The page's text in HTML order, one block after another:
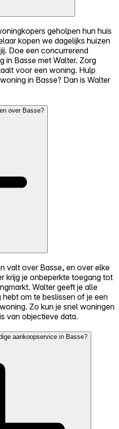
geholpen hun huis
kopen we dagelijks huizen
Doe een concurrerend
in Basse met Walter. Zorg
voor een woning. Hulp
in Basse? Dan is Walter
over Basse?
valt over Basse, en over elke
krijg je onbeperkte toegang tot
Walter geeft je alle
om te beslissen of je een
Zo kun je snel woningen
van objectieve data.
aankoopservice in Basse?